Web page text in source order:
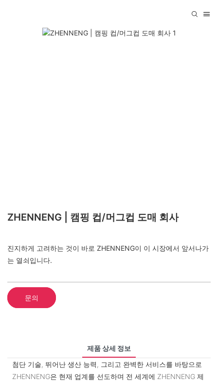
ZHENNENG | 캠핑 컵/머그컵 도매 회사
진지하게 고려하는 것이 바로 ZHENNENG이 이 시장에서 앞서나가
는 열쇠입니다.
문의
제품 상세 정보
첨단 기술, 뛰어난 생산 능력, 그리고 완벽한 서비스를 바탕으로
ZHENNENG은 현재 업계를 선도하며 전 세계에 ZHENNENG 제